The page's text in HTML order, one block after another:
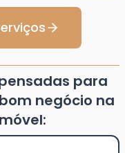
para
negócio na